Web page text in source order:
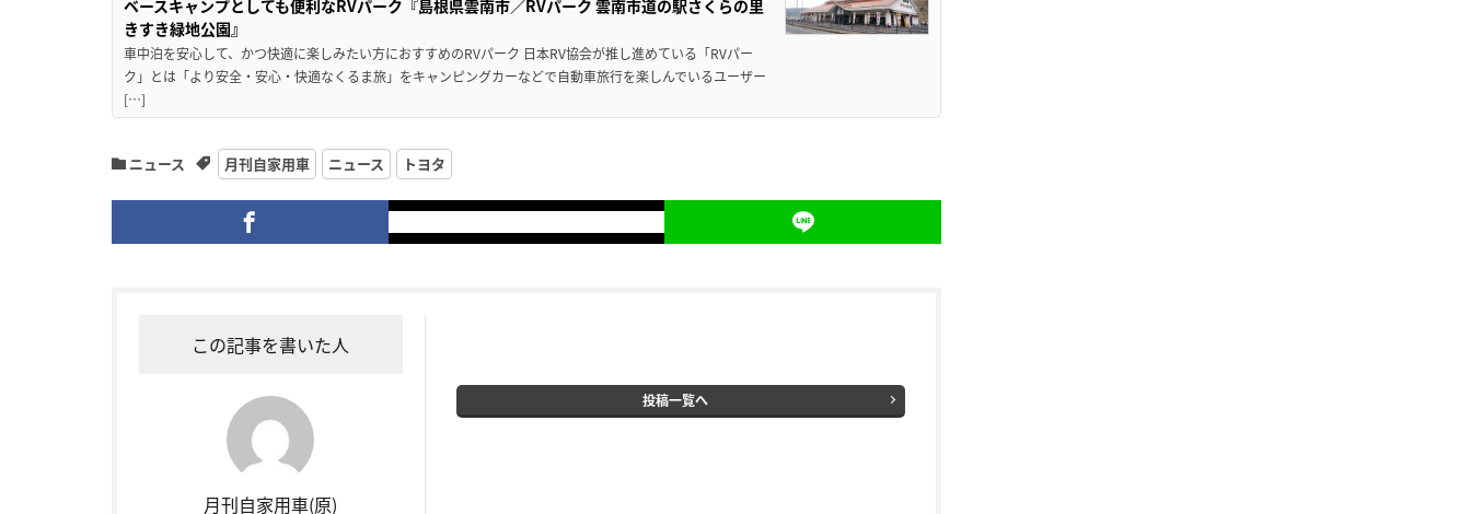
ベースキャンプとしても便利なRVパーク『島根県雲南市／RVパーク 雲南市道の駅さくらの里
きすき緑地公園』
車中泊を安心して、かつ快適に楽しみたい方におすすめのRVパーク 日本RV協会が推し進めている「RVパー
ク」とは「より安全・安心・快適なくるま旅」をキャンピングカーなどで自動車旅行を楽しんでいるユーザー
[…]
ニュース 月刊自家用車 ニュース トヨタ
この記事を書いた人
月刊自家用車(原)
投稿一覧へ